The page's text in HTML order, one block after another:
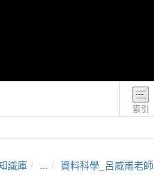
索引
識庫 ... 資料科學_呂威甫老師